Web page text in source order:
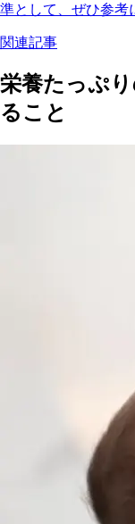
準として、ぜひ参考
関連記事
栄養たっぷ
ること